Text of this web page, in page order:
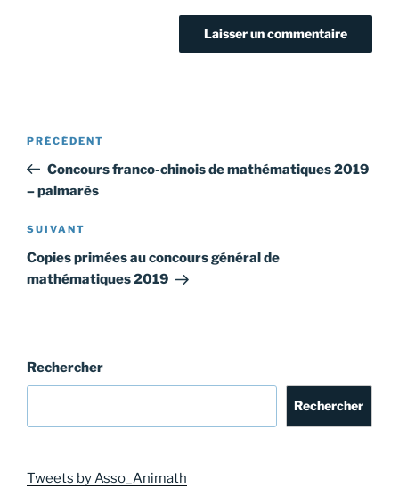
Navigation
l’article
Article
précédent
PRÉCÉDENT
Concours franco-chinois de mathématiques 2019
– palmarès
Article
suivant
SUIVANT
Copies primées au concours général de
mathématiques 2019
Rechercher
Rechercher
Tweets by Asso_Animath